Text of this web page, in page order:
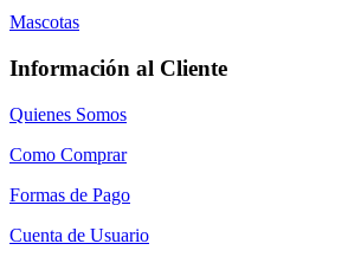
Mascotas
Información al Cliente
Quienes Somos
Como Comprar
Formas de Pago
Cuenta de Usuario